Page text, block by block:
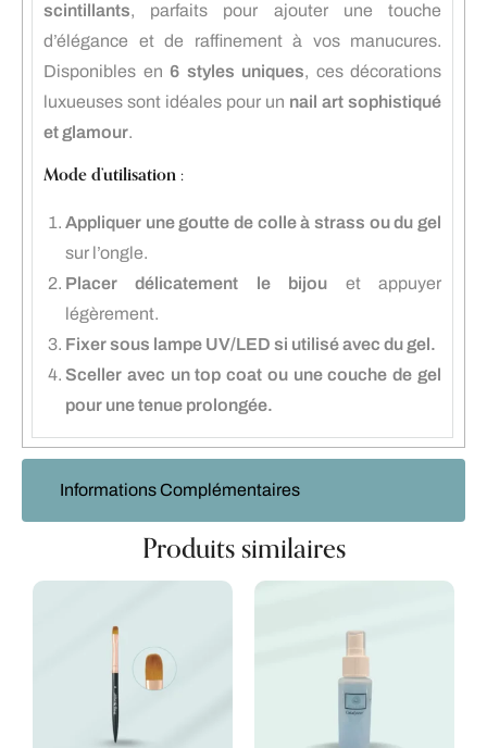
Informations Complémentaires
scintillants, parfaits pour ajouter une touche
d’élégance et de raffinement à vos manucures.
Disponibles en 6 styles uniques, ces décorations
luxueuses sont idéales pour un nail art sophistiqué
et glamour.
Mode d’utilisation :
Appliquer une goutte de colle à strass ou du gel
sur l’ongle.
Placer délicatement le bijou et appuyer
légèrement.
Fixer sous lampe UV/LED si utilisé avec du gel.
Sceller avec un top coat ou une couche de gel
pour une tenue prolongée.
Produits similaires